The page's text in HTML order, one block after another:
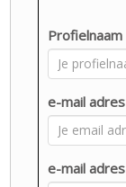
Profielnaam
e-mail adres
e-mail adres